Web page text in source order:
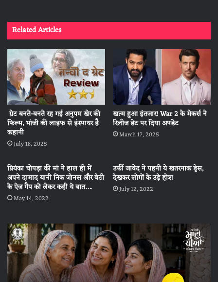
Related Articles
ग्रेट बनते-बनते रह गई अनुपम खेर की
फिल्म, भांजी की लाइफ से इंस्पायर है
कहानी
July 18, 2025
खत्म हुआ इंतजार! War 2 के मेकर्स ने
रिलीज डेट पर दिया अपडेट
March 17, 2025
प्रियंका चोपड़ा की मां ने हाल ही में
अपने दामाद यानी निक जोनस और बेटी
के ऐज गैप को लेकर कही ये बात….
May 14, 2022
उर्फी जावेद ने पहनी ये खतरनाक ड्रेस,
देखकर लोगों के उड़े होश
July 12, 2022